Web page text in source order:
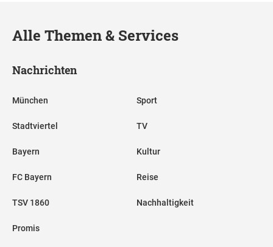
Alle Themen & Services
Nachrichten
München
Stadtviertel
Bayern
FC Bayern
TSV 1860
Promis
Sport
TV
Kultur
Reise
Nachhaltigkeit